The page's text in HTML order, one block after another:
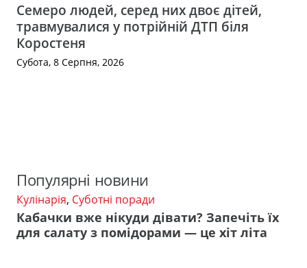
Семеро людей, серед них двоє дітей,
травмувалися у потрійній ДТП біля
Коростеня
Субота, 8 Серпня, 2026
Популярні новини
Кулінарія, Суботні поради
Кабачки вже нікуди дівати? Запечіть їх
для салату з помідорами — це хіт літа